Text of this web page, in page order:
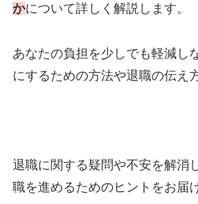
かについて詳しく解説します。
あなたの負担を少しでも軽減し
にするための方法や退職の伝え
退職に関する疑問や不安を解消
職を進めるためのヒントをお届